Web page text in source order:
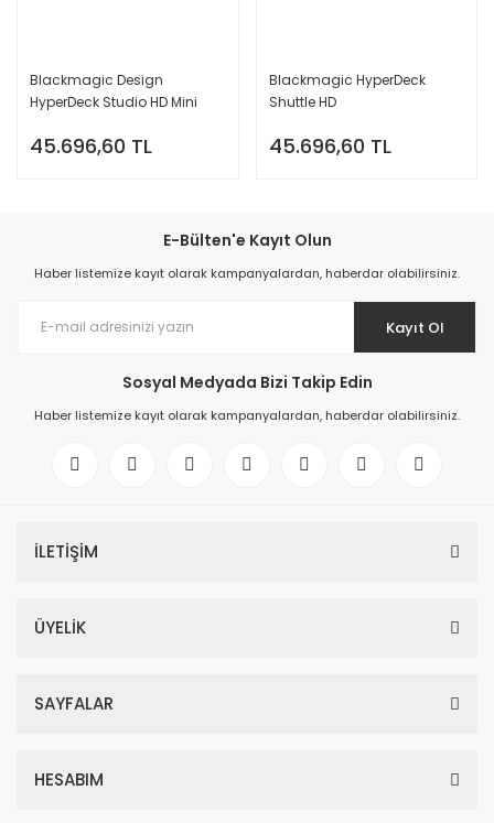
Blackmagic Design
HyperDeck Studio HD Mini
45.696,60 TL
Blackmagic HyperDeck
Shuttle HD
45.696,60 TL
E-Bülten'e Kayıt Olun
Haber listemize kayıt olarak kampanyalardan, haberdar olabilirsiniz.
Kayıt Ol
Sosyal Medyada Bizi Takip Edin
Haber listemize kayıt olarak kampanyalardan, haberdar olabilirsiniz.
İLETİŞİM
ÜYELİK
SAYFALAR
HESABIM